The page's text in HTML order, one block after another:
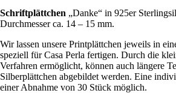
Schriftplättchen „Danke“ in 925er
Durchmesser ca. 14 – 15 mm.
Wir lassen unsere Printplättchen jeweils in
speziell für Casa Perla fertigen. Durch die
Verfahren ermöglicht, können auch längere
Silberplättchen abgebildet werden. Eine
einer Abnahme von 30 Stück möglich.